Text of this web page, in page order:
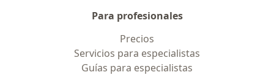
Para profesionales
Precios
Servicios para especialistas
Guías para especialistas